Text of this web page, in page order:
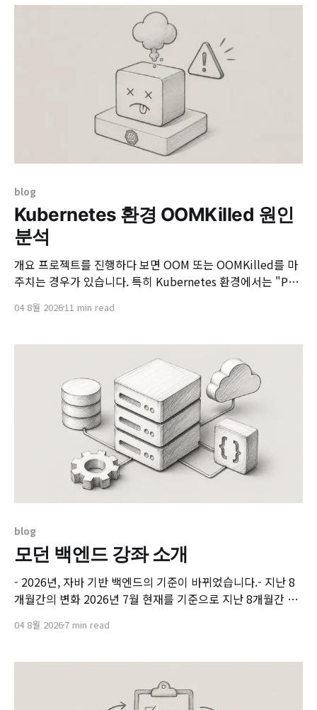
목표로 기획되었습니다.
blog
Kubernetes 환경 OOMKilled 원인
분석
개요 프로젝트를 진행하다 보면 OOM 또는 OOMKilled를 마
주치는 경우가 있습니다. 특히 Kubernetes 환경에서는 "Pod
됩니다. OOMKilled는 단순히 서버가 재시작되는 것처럼 보
가 높은 상황에서 반복적으로 발생하여 치명적인 장애로 이어
질 수 있습니다. 이 문서는
04 8월 202611 min read
blog
모던 백엔드 강좌 소개
- 2026년, 자바 기반 백엔드의 기준이 바뀌었습니다.- 지난 8
개월간의 변화 2026년 7월 현재를 기준으로 지난 8개월간 자
했습니다. 이 기간 각 기술의 새로운 버전 변화를 따로 바라본
다. 하지만, 이 변화들은 서로를 요구하고 있습니다. * Spring
04 8월 20267 min read